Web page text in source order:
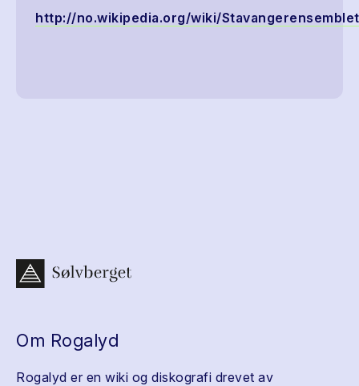
http://no.wikipedia.org/wiki/Stavangerensemblet
Om Rogalyd
Rogalyd er en wiki og diskografi drevet av